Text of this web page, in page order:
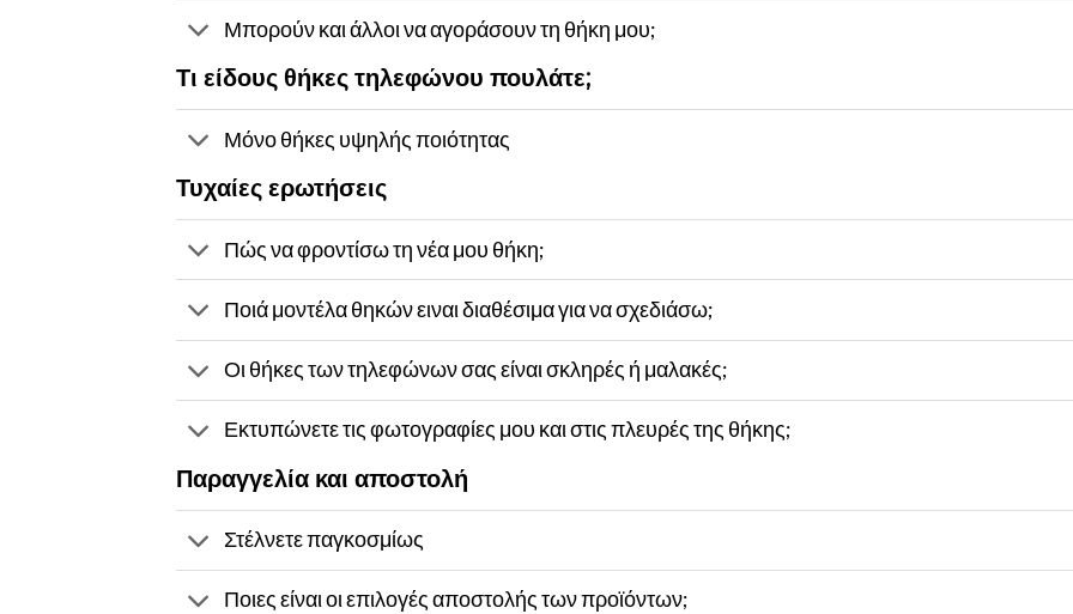
Μπορούν και άλλοι να αγοράσουν τη θήκη μου;
Τι είδους θήκες τηλεφώνου πουλάτε;
Μόνο θήκες υψηλής ποιότητας
Τυχαίες ερωτήσεις
Πώς να φροντίσω τη νέα μου θήκη;
Ποιά μοντέλα θηκών ειναι διαθέσιμα για να σχεδιάσω;
Οι θήκες των τηλεφώνων σας είναι σκληρές ή μαλακές;
Εκτυπώνετε τις φωτογραφίες μου και στις πλευρές της θήκης;
Παραγγελία και αποστολή
Στέλνετε παγκοσμίως
Ποιες είναι οι επιλογές αποστολής των προϊόντων;